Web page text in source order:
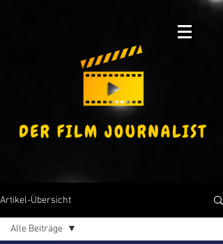
Artikel-Übersicht
Alle Beiträge